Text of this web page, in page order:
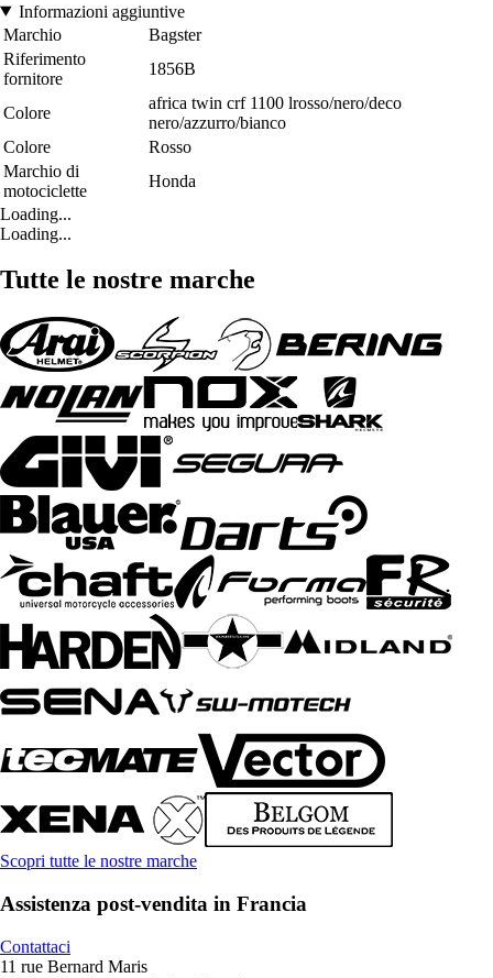
Informazioni aggiuntive
Marchio
Bagster
Riferimento
fornitore
1856B
Colore
africa twin crf 1100 lrosso/nero/deco
nero/azzurro/bianco
Colore
Rosso
Marchio di
motociclette
Honda
Loading...
Loading...
Tutte le nostre marche
Scopri tutte le nostre marche
Assistenza post-vendita in Francia
Contattaci
11 rue Bernard Maris